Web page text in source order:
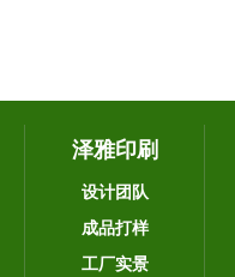
泽雅印刷
设计团队
成品打样
工厂实景